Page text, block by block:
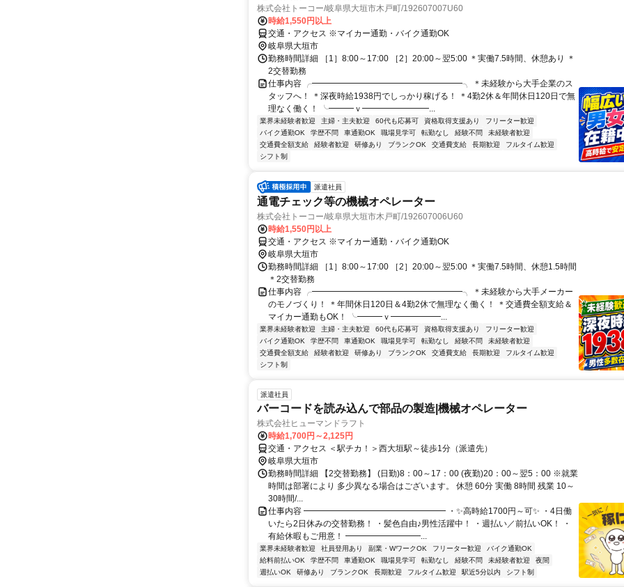
株式会社トーコー/岐阜県大垣市木戸町/192607007U60
時給1,550円以上
交通・アクセス ※マイカー通勤・バイク通勤OK
岐阜県大垣市
勤務時間詳細 ［1］8:00～17:00 ［2］20:00～翌5:00 ＊実働7.5時間、休憩あり ＊
2交替勤務
仕事内容 ╭━━━━━━━━━━━━━━━━━━╮ ＊未経験から大手企業のス
タッフへ！ ＊深夜時給1938円でしっかり稼げる！ ＊4勤2休＆年間休日120日で無
理なく働く！ ╰━━━ｖ━━━━━━━━...
業界未経験者歓迎 主婦・主夫歓迎 60代も応募可 資格取得支援あり
フリーター歓迎
バイク通勤OK
学歴不問 車通勤OK 職場見学可 転勤なし 経験不問
未経験者歓迎
交通費全額支給
経験者歓迎 研修あり ブランクOK 交通費支給 長期歓迎
フルタイム歓迎
シフト制
派遣社員
通電チェック等の機械オペレーター
株式会社トーコー/岐阜県大垣市木戸町/192607006U60
時給1,550円以上
交通・アクセス ※マイカー通勤・バイク通勤OK
岐阜県大垣市
勤務時間詳細 ［1］8:00～17:00 ［2］20:00～翌5:00 ＊実働7.5時間、休憩1.5時間
＊2交替勤務
仕事内容 ╭━━━━━━━━━━━━━━━━━━╮ ＊未経験から大手メーカー
のモノづくり！ ＊年間休日120日＆4勤2休で無理なく働く！ ＊交通費全額支給＆
マイカー通勤もOK！ ╰━━━ｖ━━━━━━...
業界未経験者歓迎 主婦・主夫歓迎 60代も応募可 資格取得支援あり
フリーター歓迎
バイク通勤OK
学歴不問 車通勤OK 職場見学可 転勤なし 経験不問
未経験者歓迎
交通費全額支給
経験者歓迎 研修あり ブランクOK 交通費支給 長期歓迎
フルタイム歓迎
シフト制
派遣社員
バーコードを読み込んで部品の製造|機械オペレーター
株式会社ヒューマンドラフト
時給1,700円～2,125円
交通・アクセス ＜駅チカ！＞西大垣駅～徒歩1分（派遣先）
岐阜県大垣市
勤務時間詳細 【2交替勤務】 (日勤)8：00～17：00 (夜勤)20：00～翌5：00 ※就業
時間は部署により 多少異なる場合はございます。 休憩 60分 実働 8時間 残業 10～
30時間/...
仕事内容 ━━━━━━━━━━━━━━━━━ ・✨高時給1700円～可✨ ・4日働
いたら2日休みの交替勤務！ ・髪色自由♪男性活躍中！ ・週払い／前払いOK！ ・
有給休暇もご用意！ ━━━━━━━━━...
業界未経験者歓迎 社員登用あり 副業・WワークOK フリーター歓迎
バイク通勤OK
給料前払いOK
学歴不問 車通勤OK 職場見学可 転勤なし 経験不問 未経験者歓迎
夜間
週払いOK
研修あり ブランクOK 長期歓迎 フルタイム歓迎 駅近5分以内 シフト制